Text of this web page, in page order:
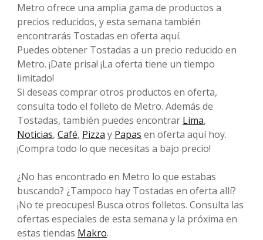
Metro ofrece una amplia gama de productos a
precios reducidos, y esta semana también
encontrarás Tostadas en oferta aquí.
Puedes obtener Tostadas a un precio reducido en
Metro. ¡Date prisa! ¡La oferta tiene un tiempo
limitado!
Si deseas comprar otros productos en oferta,
consulta todo el folleto de Metro. Además de
Tostadas, también puedes encontrar Lima,
Noticias, Café, Pizza y Papas en oferta aquí hoy.
¡Compra todo lo que necesitas a bajo precio!
¿No has encontrado en Metro lo que estabas
buscando? ¿Tampoco hay Tostadas en oferta allí?
¡No te preocupes! Busca otros folletos. Consulta las
ofertas especiales de esta semana y la próxima en
estas tiendas Makro.